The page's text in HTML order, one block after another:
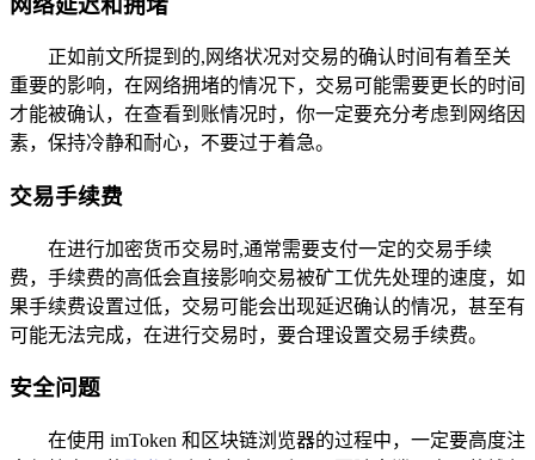
正如前文所提到的,网络状况对交易的确认时间有着至关
重要的影响，在网络拥堵的情况下，交易可能需要更长的时间
才能被确认，在查看到账情况时，你一定要充分考虑到网络因
素，保持冷静和耐心，不要过于着急。
交易手续费
在进行加密货币交易时,通常需要支付一定的交易手续
费，手续费的高低会直接影响交易被矿工优先处理的速度，如
果手续费设置过低，交易可能会出现延迟确认的情况，甚至有
可能无法完成，在进行交易时，要合理设置交易手续费。
安全问题
在使用 imToken 和区块链浏览器的过程中，一定要高度注